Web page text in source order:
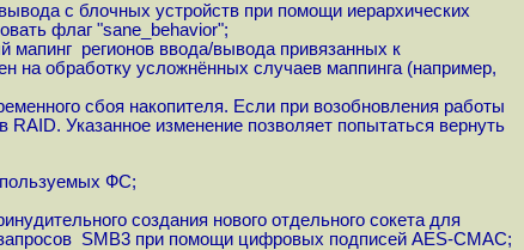
с блочных устройств при помощи иерархических
флаг "sane_behavior";
регионов ввода/вывода привязанных к
на обработку усложнённых случаев маппинга (например,
сбоя накопителя. Если при возобновления работы
Указанное изменение позволяет попытаться вернуть
ФС;
создания нового отдельного сокета для
SMB3 при помощи цифровых подписей AES-CMAC;